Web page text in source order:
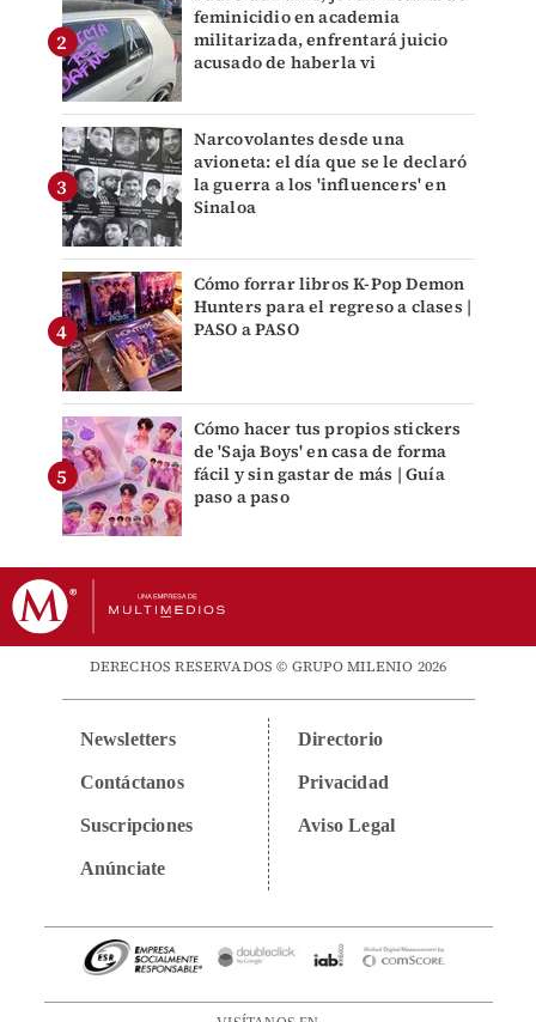
feminicidio en academia
militarizada, enfrentará juicio
acusado de haberla vi
Narcovolantes desde una
avioneta: el día que se le declaró
la guerra a los 'influencers' en
Sinaloa
Cómo forrar libros K-Pop Demon
Hunters para el regreso a clases |
PASO a PASO
Cómo hacer tus propios stickers
de 'Saja Boys' en casa de forma
fácil y sin gastar de más | Guía
paso a paso
DERECHOS RESERVADOS © GRUPO MILENIO 2026
Newsletters
Contáctanos
Suscripciones
Anúnciate
Directorio
Privacidad
Aviso Legal